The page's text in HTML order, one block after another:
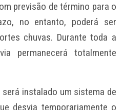
previsão de término para o
no entanto, poderá ser
chuvas. Durante toda a
permanecerá totalmente
instalado um sistema de
desvia temporariamente o